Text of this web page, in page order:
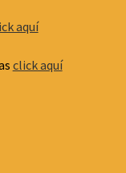
aquí
click aquí